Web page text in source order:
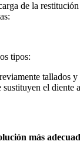
de la
tipos:
tallados y
el diente
más